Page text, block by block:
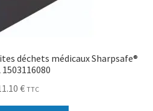
déchets médicaux Sharpsafe®
1503116080
€ TTC